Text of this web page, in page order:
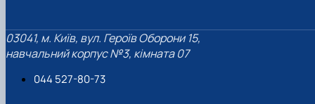
03041, м. Київ, вул. Героїв Оборони 15,
навчальний корпус №3, кімната 07
044 527-80-73